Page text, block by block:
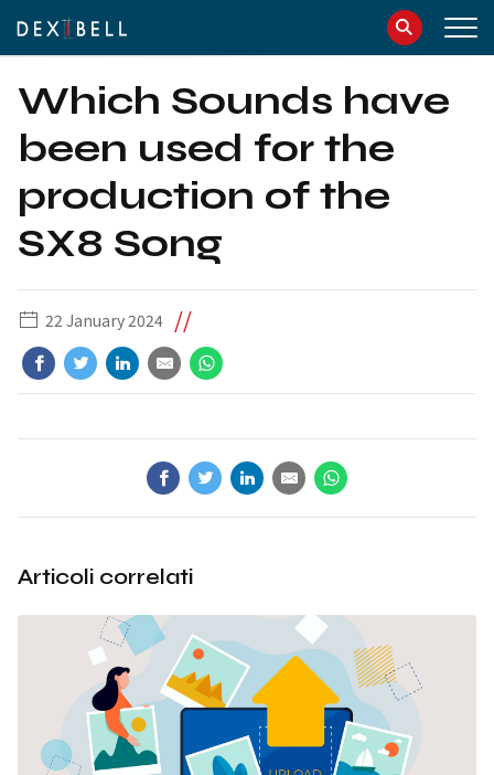
086181241
IT EN
Which Sounds have
been used for the
production of the
SX8 Song
22 January 2024 //
Articoli correlati